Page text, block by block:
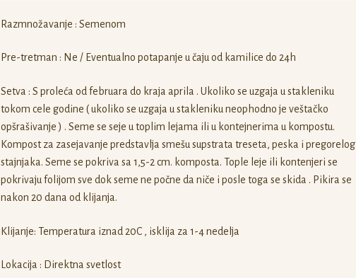
Razmnožavanje : Semenom
Pre-tretman : Ne / Eventualno potapanje u čaju od kamilice do 24h
Setva : S proleća od februara do kraja aprila . Ukoliko se uzgaja u stakleniku
tokom cele godine ( ukoliko se uzgaja u stakleniku neophodno je veštačko
opšrašivanje ) . Seme se seje u toplim lejama ili u kontejnerima u kompostu.
Kompost za zasejavanje predstavlja smešu supstrata treseta, peska i pregorelog
stajnjaka. Seme se pokriva sa 1,5-2 cm. komposta. Tople leje ili kontenjeri se
pokrivaju folijom sve dok seme ne počne da niče i posle toga se skida . Pikira se
nakon 20 dana od klijanja.
Klijanje: Temperatura iznad 20C , isklija za 1-4 nedelja
Lokacija : Direktna svetlost